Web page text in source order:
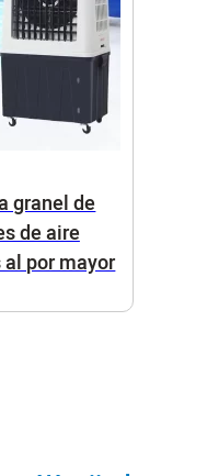
granel de
de aire
por mayor